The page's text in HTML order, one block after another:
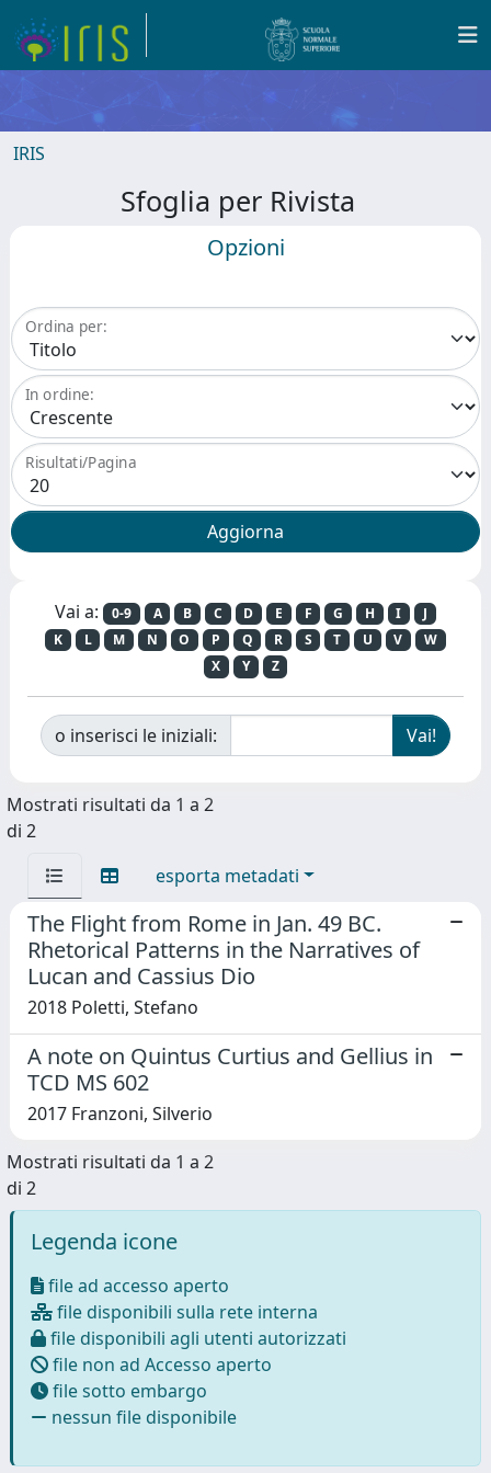
IRIS
Sfoglia per Rivista
Opzioni
Ordina per:
In ordine:
Risultati/Pagina
Vai a: 0-9 A B C D E F G H I
J
K
L M N O P Q R S T U V
W
X
Y Z
o inserisci le iniziali:
Mostrati risultati da 1 a 2
di 2
esporta metadati
The Flight from Rome in Jan. 49 BC.
Rhetorical Patterns in the Narratives of
Lucan and Cassius Dio
2018 Poletti, Stefano
A note on Quintus Curtius and Gellius in
TCD MS 602
2017 Franzoni, Silverio
Mostrati risultati da 1 a 2
di 2
Legenda icone
file ad accesso aperto
file disponibili sulla rete interna
file disponibili agli utenti autorizzati
file non ad Accesso aperto
file sotto embargo
nessun file disponibile